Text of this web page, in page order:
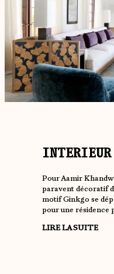
Pour Aamir
paravent décoratif
motif Ginkgo se
pour une résidence
LIRE LA SUITE